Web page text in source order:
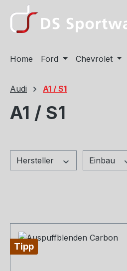
Hauptinhalt springen
Zur Suche springen
Zur Hauptnavigation springen
Home Ford Chevrolet
Audi A1 / S1
A1 / S1
Hersteller Einbau
Tipp